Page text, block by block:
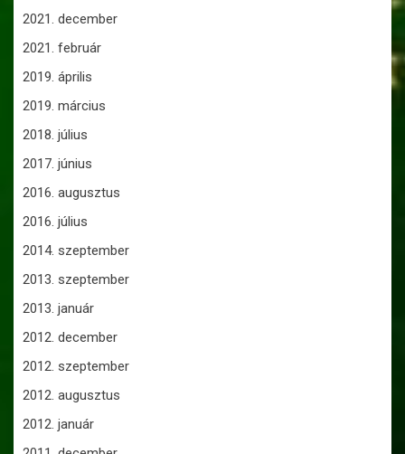
2021. december
2021. február
2019. április
2019. március
2018. július
2017. június
2016. augusztus
2016. július
2014. szeptember
2013. szeptember
2013. január
2012. december
2012. szeptember
2012. augusztus
2012. január